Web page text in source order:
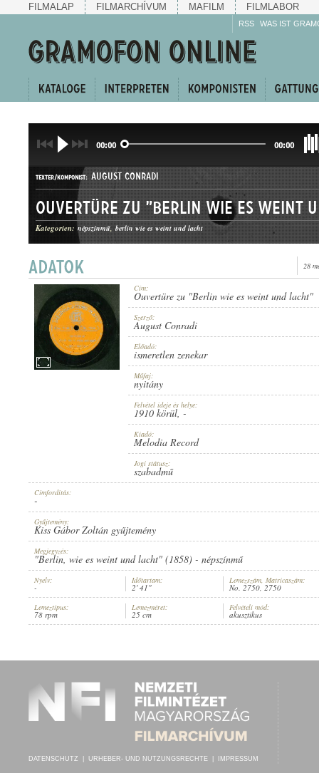
FILMALAP FILMARCHÍVUM MAFILM FILMLABOR
RSS WAS IST
00:00 00:00
INTERPRET: ISMERETLEN ZENEKAR
TEXTER/KOMPONIST: AUGUST CONRADI
GATTUNG: NYITÁNY
1910 KÖRÜL
HERSTELLER:
PLATTENAUFNAHME: NO. 2750
Ouvertüre zu "Berlin wie es weint
Kategorien: népszínmű berlin wie es weint und lacht
28
Cím:
Ouvertüre zu "Berlin wie es weint und lacht"
Szerző:
August Conradi
Előadó:
ismeretlen zenekar
Műfaj:
nyitány
Felvétel ideje és helye:
1910 körül, -
Kiadó:
Melodia Record
Jogi státusz:
szabadmű
Címfordítás:
-
Gyűjtemény:
Kiss Gábor Zoltán gyűjtemény
Megjegyzés:
"Berlin, wie es weint und lacht" (1858) - népszínmű
Nyelv:
-
Időtartam:
2' 41"
Lemezszám, Matricaszám:
No. 2750, 2750
Lemeztípus:
78 rpm
Lemezméret:
25 cm
Felvételi mód:
akusztikus
DATENSCHUTZ URHEBER- UND NUTZUNGSRECHTE IMPRESSUM